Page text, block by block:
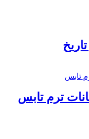
ترم تابس